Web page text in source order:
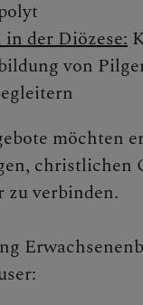
der Diözese:
von
möchten
christlichen
zu verbinden.